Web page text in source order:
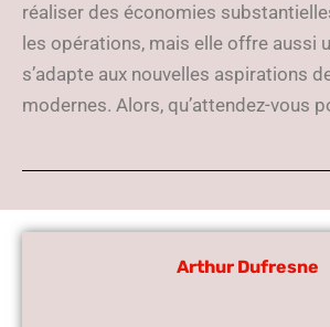
réaliser des économies
les opérations, mais elle offre aussi
s’adapte aux nouvelles aspirations
modernes. Alors, qu’attendez-vous
Arthur Dufresne